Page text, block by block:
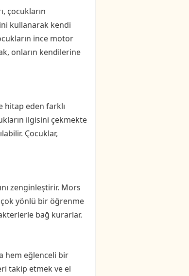
çocukların
kullanarak kendi
ince motor
onların kendilerine
hitap eden farklı
ilgisini çekmekte
Çocuklar,
zenginleştirir. Mors
çok yönlü bir öğrenme
bağ kurarlar.
hem eğlenceli bir
takip etmek ve el